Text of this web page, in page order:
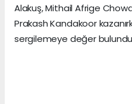
Alakuş, Mithail Afrige
Prakash Kandakoor
sergilemeye değer